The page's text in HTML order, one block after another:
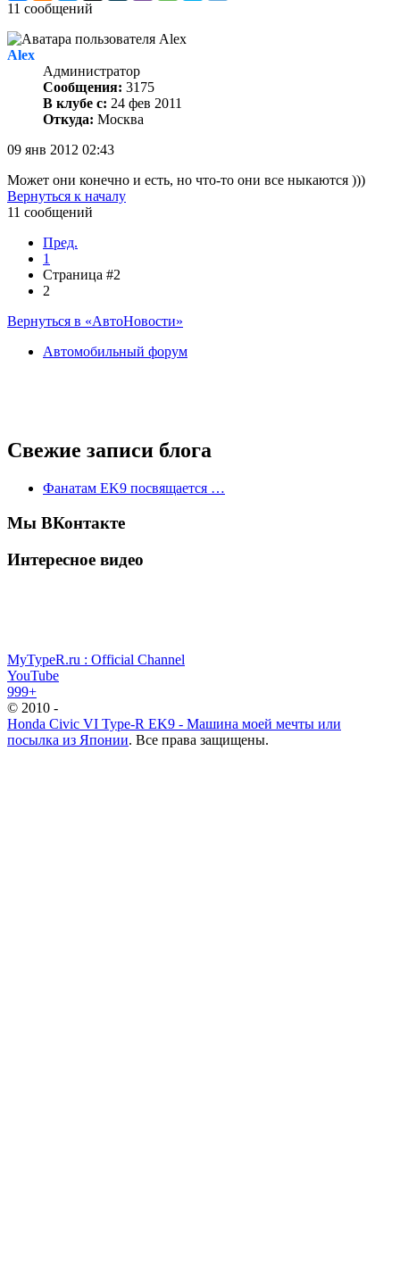
11 сообщений
Alex
Администратор
Сообщения: 3175
В клубе с: 24 фев 2011
Откуда: Москва
09 янв 2012 02:43
Может они конечно и есть, но что-то они все ныкаются )))
Вернуться к началу
11 сообщений
Пред.
1
Страница #2
2
Вернуться в «АвтоНовости»
Автомобильный форум
Свежие записи блога
Фанатам EK9 посвящается …
Мы ВКонтакте
Интересное видео
MyTypeR.ru : Official Channel
YouTube
999+
© 2010 -
Honda Civic VI Type-R EK9 - Машина моей мечты или
посылка из Японии. Все права защищены.